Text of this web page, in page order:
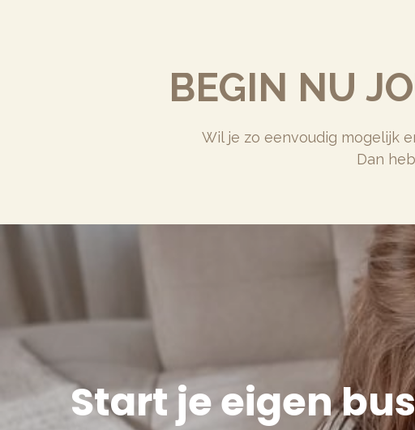
BEGIN NU
Wil je zo eenvoudig mogelijk
Dan
Start je eigen